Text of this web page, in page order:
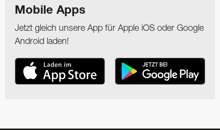
Mobile Apps
Jetzt gleich unsere App für Apple iOS oder Google
Android laden!